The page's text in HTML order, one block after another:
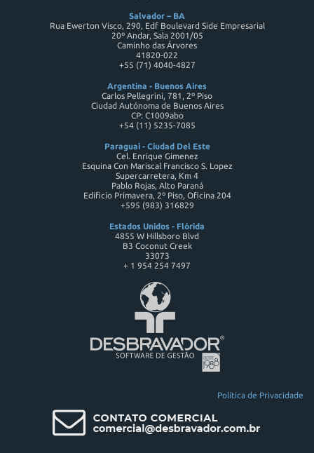
Salvador – BA
Rua Ewerton Visco, 290, Edf Boulevard Side Empresarial
20º Andar, Sala 2001/05
Caminho das Árvores
41820-022
+55 (71) 4040-4827
Argentina - Buenos Aires
Carlos Pellegrini, 781, 2º Piso
Ciudad Autónoma de Buenos Aires
CP: C1009abo
+54 (11) 5235-7085
Paraguai - Ciudad Del Este
Cel. Enrique Gimenez
Esquina Con Mariscal Francisco S. Lopez
Supercarretera, Km 4
Pablo Rojas, Alto Paraná
Edificio Primavera, 2º Piso, Oficina 204
+595 (983) 316829
Estados Unidos - Flórida
4855 W Hillsboro Blvd
B3 Coconut Creek
33073
+ 1 954 254 7497
Política de Privacidade